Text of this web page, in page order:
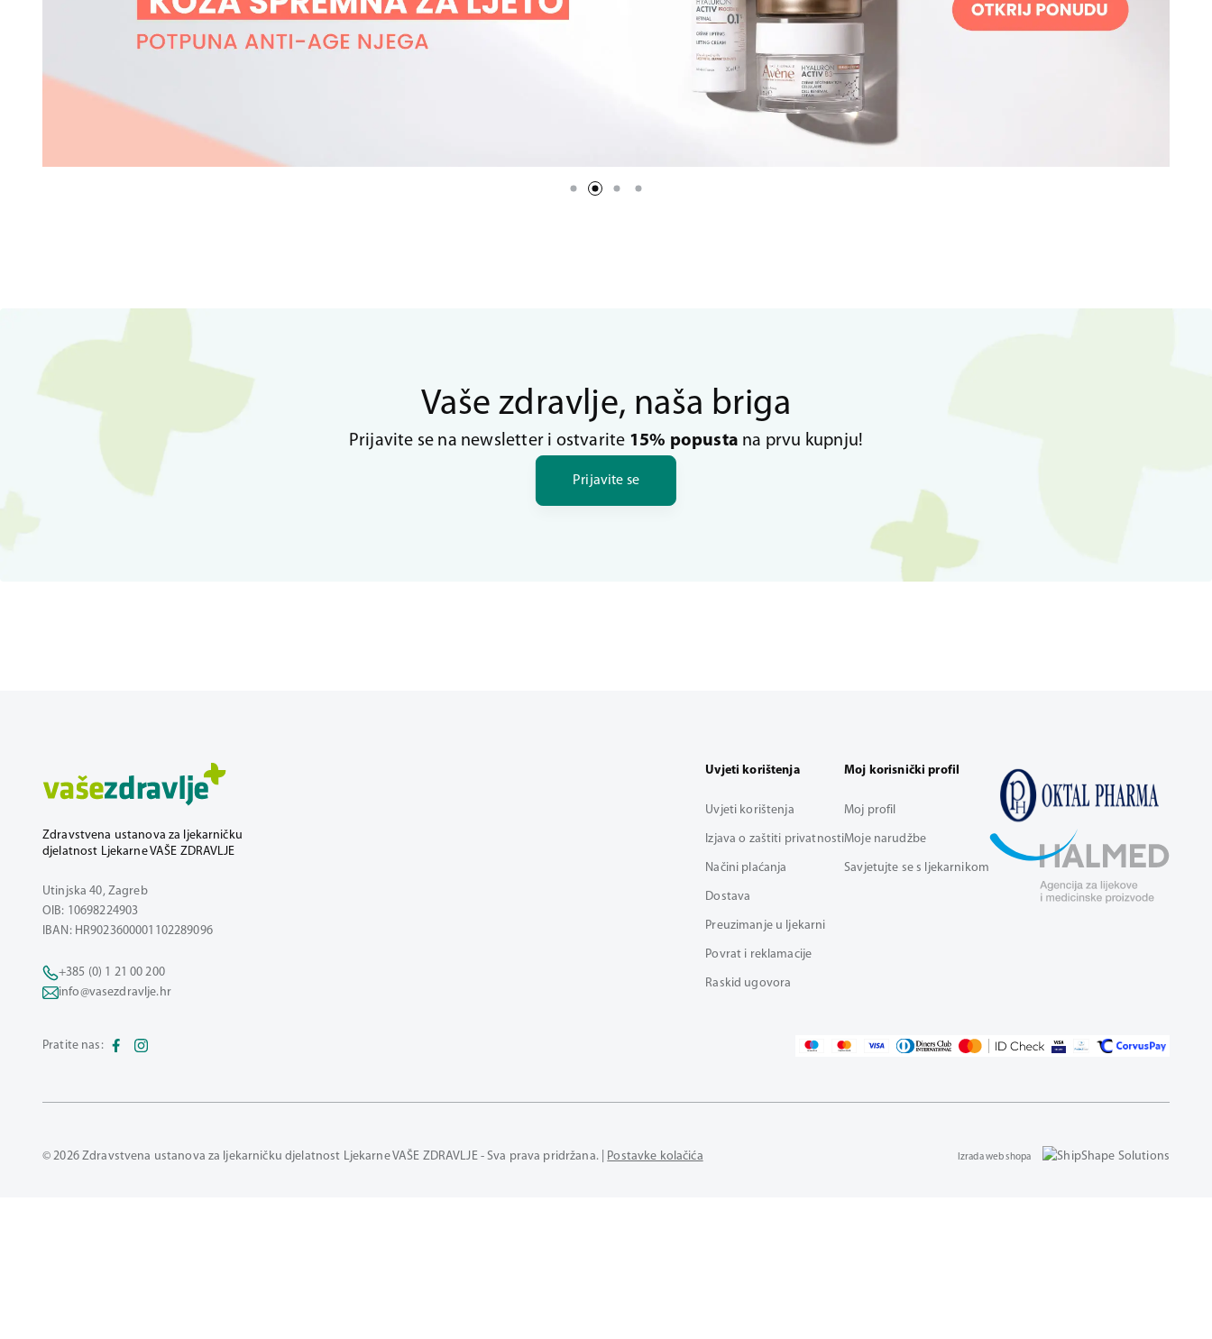
Vaše zdravlje, naša briga
Prijavite se na newsletter i ostvarite 15% popusta na prvu kupnju!
Prijavite se
Zdravstvena ustanova za ljekarničku
djelatnost Ljekarne VAŠE ZDRAVLJE
Utinjska 40, Zagreb
OIB: 10698224903
IBAN: HR9023600001102289096
+385 (0) 1 21 00 200
info@vasezdravlje.hr
Uvjeti korištenja
Uvjeti korištenja
Izjava o zaštiti privatnosti
Načini plaćanja
Dostava
Preuzimanje u ljekarni
Povrat i reklamacije
Raskid ugovora
Moj korisnički profil
Moj profil
Moje narudžbe
Savjetujte se s ljekarnikom
Pratite nas:
© 2026 Zdravstvena ustanova za ljekarničku djelatnost Ljekarne VAŠE ZDRAVLJE - Sva prava pridržana. | Postavke kolačića Izrada web shopa